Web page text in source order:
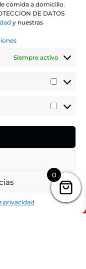
comida a domicilio.
DE DATOS
y nuestras
Siempre activo
privacidad
de
Seconds
0